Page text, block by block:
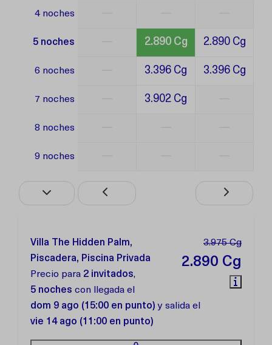
4 noches
5 noches 2.890 Cg 2.890 Cg
6 noches 3.396 Cg 3.396 Cg
7 noches 3.902 Cg
8 noches
9 noches
3.975 Cg
2.890 Cg
Villa The Hidden Palm,
Piscadera, Piscina Privada
Precio para 2 invitados,
5 noches con llegada el
dom 9 ago (15:00 en punto) y salida el
vie 14 ago (11:00 en punto)